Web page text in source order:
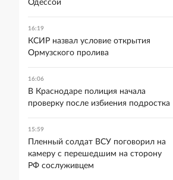
Одессой
16:19
КСИР назвал условие открытия
Ормузского пролива
16:06
В Краснодаре полиция начала
проверку после избиения подростка
15:59
Пленный солдат ВСУ поговорил на
камеру с перешедшим на сторону
РФ сослуживцем